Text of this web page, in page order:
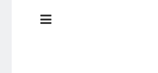
ЭКОЛОГИЯ